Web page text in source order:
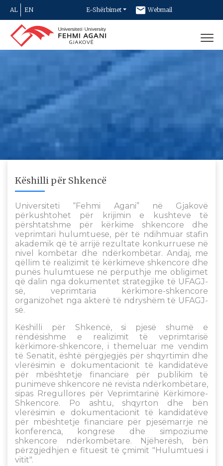
AL EN E-Shërbimet Webmail
Newsletter
Këshilli për Shkencë
Universiteti “Fehmi Agani” në Gjakovë
përkushtohet për krijimin e kushteve të
përshtatshme për kërkime shkencore dhe
veprimtari hulumtuese, për të ndihmuar stafin
akademik që të arrijë rezultate konkurruese në
nivel kombëtar dhe ndërkombëtar. Andaj, me
qëllim të realizimit të kërkimeve shkencore dhe
punës hulumtuese në përputhje me obligimet
që dalin nga dokumentet strategjike të UFAGJ-
së, veprimtaria kërkimore-shkencore
organizohet nga akterë të ndryshëm të UFAGJ-
së.
Këshilli për Shkencë, si pjesë shumë e
rëndësishme e realizimit të veprimtarisë
kërkimore-shkencore, i themeluar me vendim
të Senatit, është përgjegjës për shqyrtimin dhe
vlerësimin e dokumentacionit të kandidatëve
për mbështetje financiare për publikim të
punimeve shkencore në revista ndërkombëtare,
sipas Rregullores për Veprimtarinë Kërkimore-
Shkencore. Po ashtu, shqyrton dhe bën
vlerësimin e dokumentacionit të kandidatëve
për mbështetje financiare për pjesëmarrje në
konferenca, kongrese dhe simpoziume
shkencore ndërkombëtare. Njëherësh, bën
përzgjedhjen e fituesit të çmimit "Hulumtuesi i
vitit".